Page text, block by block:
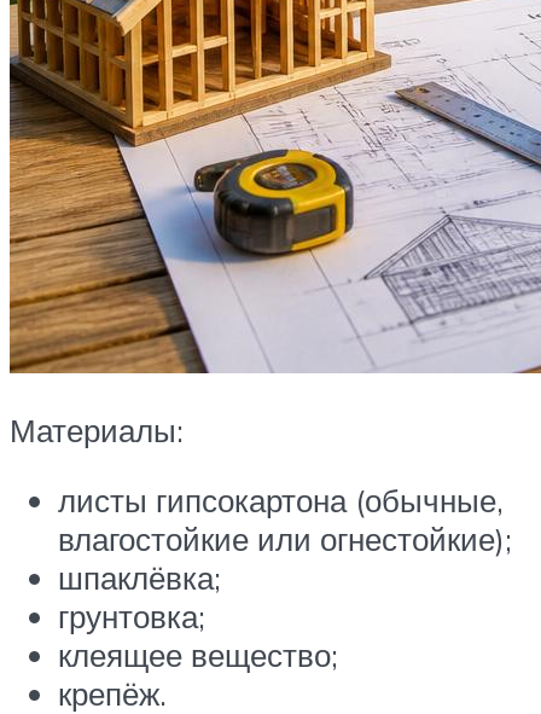
Материалы:
листы гипсокартона (обычные,
влагостойкие или огнестойкие);
шпаклёвка;
грунтовка;
клеящее вещество;
крепёж.